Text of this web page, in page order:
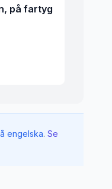
på fartyg
engelska. Se